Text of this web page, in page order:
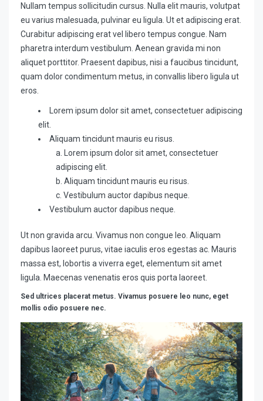
Nullam tempus sollicitudin cursus. Nulla elit mauris, volutpat
eu varius malesuada, pulvinar eu ligula. Ut et adipiscing erat.
Curabitur adipiscing erat vel libero tempus congue. Nam
pharetra interdum vestibulum. Aenean gravida mi non
aliquet porttitor. Praesent dapibus, nisi a faucibus tincidunt,
quam dolor condimentum metus, in convallis libero ligula ut
eros.
Lorem ipsum dolor sit amet, consectetuer adipiscing
elit.
Aliquam tincidunt mauris eu risus.
Lorem ipsum dolor sit amet, consectetuer
adipiscing elit.
Aliquam tincidunt mauris eu risus.
Vestibulum auctor dapibus neque.
Vestibulum auctor dapibus neque.
Ut non gravida arcu. Vivamus non congue leo. Aliquam
dapibus laoreet purus, vitae iaculis eros egestas ac. Mauris
massa est, lobortis a viverra eget, elementum sit amet
ligula. Maecenas venenatis eros quis porta laoreet.
Sed ultrices placerat metus. Vivamus posuere leo nunc, eget
mollis odio posuere nec.